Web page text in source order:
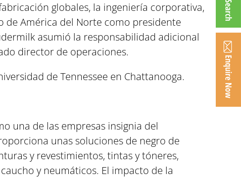
globales, la ingeniería corporativa,
de América del Norte como presidente
asumió la responsabilidad adicional
director de operaciones.
de Tennessee en Chattanooga.
una de las empresas insignia del
unas soluciones de negro de
y revestimientos, tintas y tóneres,
y neumáticos. El impacto de la